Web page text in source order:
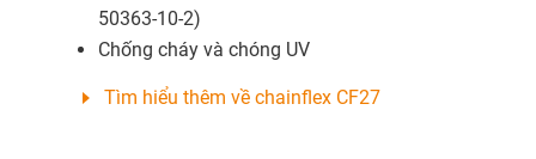
50363-10-2)
Chống cháy và chóng UV
Tìm hiểu thêm về chainflex CF27